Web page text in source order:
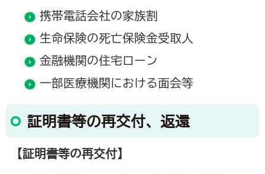
携帯電話会社の家族割
生命保険の死亡保険金受取人
金融機関の住宅ローン
一部医療機関における面会等
証明書等の再交付、返還
【証明書等の再交付】